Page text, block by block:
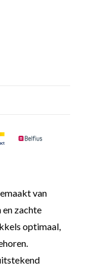
van
zachte
optimaal,